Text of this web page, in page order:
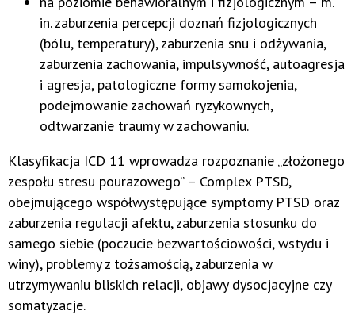
in. zaburzenia percepcji doznań fizjologicznych
(bólu, temperatury), zaburzenia snu i odżywania,
zaburzenia zachowania, impulsywność, autoagresja
i agresja, patologiczne formy samokojenia,
podejmowanie zachowań ryzykownych,
odtwarzanie traumy w zachowaniu.
Klasyfikacja ICD 11 wprowadza rozpoznanie „złożonego
zespołu stresu pourazowego” – Complex PTSD,
obejmującego współwystępujące symptomy PTSD oraz
zaburzenia regulacji afektu, zaburzenia stosunku do
samego siebie (poczucie bezwartościowości, wstydu i
winy), problemy z tożsamością, zaburzenia w
utrzymywaniu bliskich relacji, objawy dysocjacyjne czy
somatyzacje.